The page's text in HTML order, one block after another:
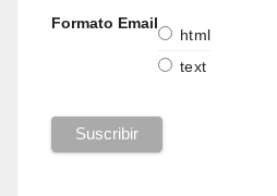
Formato Email
html
text